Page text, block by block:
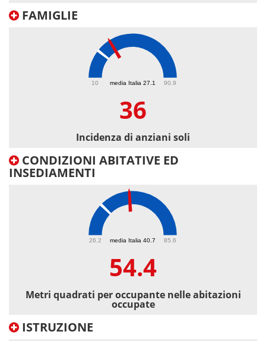
FAMIGLIE
media Italia 27.1
10 90.9
36
Incidenza di anziani soli
CONDIZIONI ABITATIVE ED
INSEDIAMENTI
media Italia 40.7
26.2 85.6
54.4
Metri quadrati per occupante nelle abitazioni
occupate
ISTRUZIONE